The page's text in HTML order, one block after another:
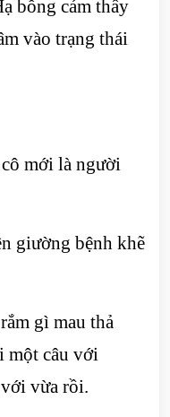
bỗng cảm thấy
vào trạng thái
mới là người
giường bệnh khẽ
gì mau thả
một câu với
vừa rồi.